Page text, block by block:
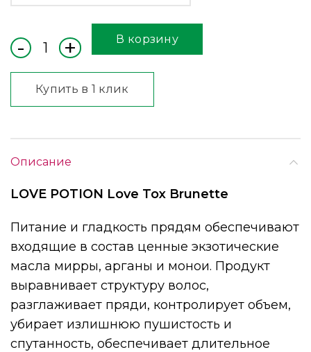
В корзину
Купить в 1 клик
Описание
LOVE POTION Love Tox Brunette
Питание и гладкость прядям обеспечивают
входящие в состав ценные экзотические
масла мирры, арганы и монои. Продукт
выравнивает структуру волос,
разглаживает пряди, контролирует объем,
убирает излишнюю пушистость и
спутанность, обеспечивает длительное